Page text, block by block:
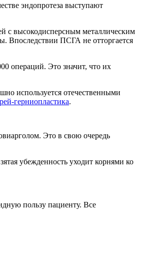
эндопротеза выступают
с высокодисперсным металлическим
Впоследствии ПСГА не отторгается
операций. Это значит, что их
используется отечественными
герниопластика.
Это в свою очередь
убежденность уходит корнями ко
пользу пациенту. Все